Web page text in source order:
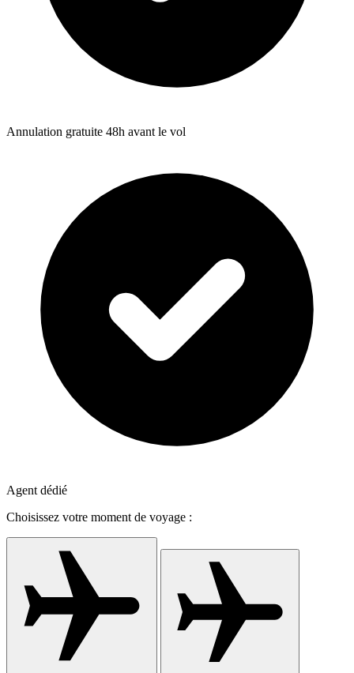
Annulation gratuite 48h avant le vol
Agent dédié
Choisissez votre moment de voyage :